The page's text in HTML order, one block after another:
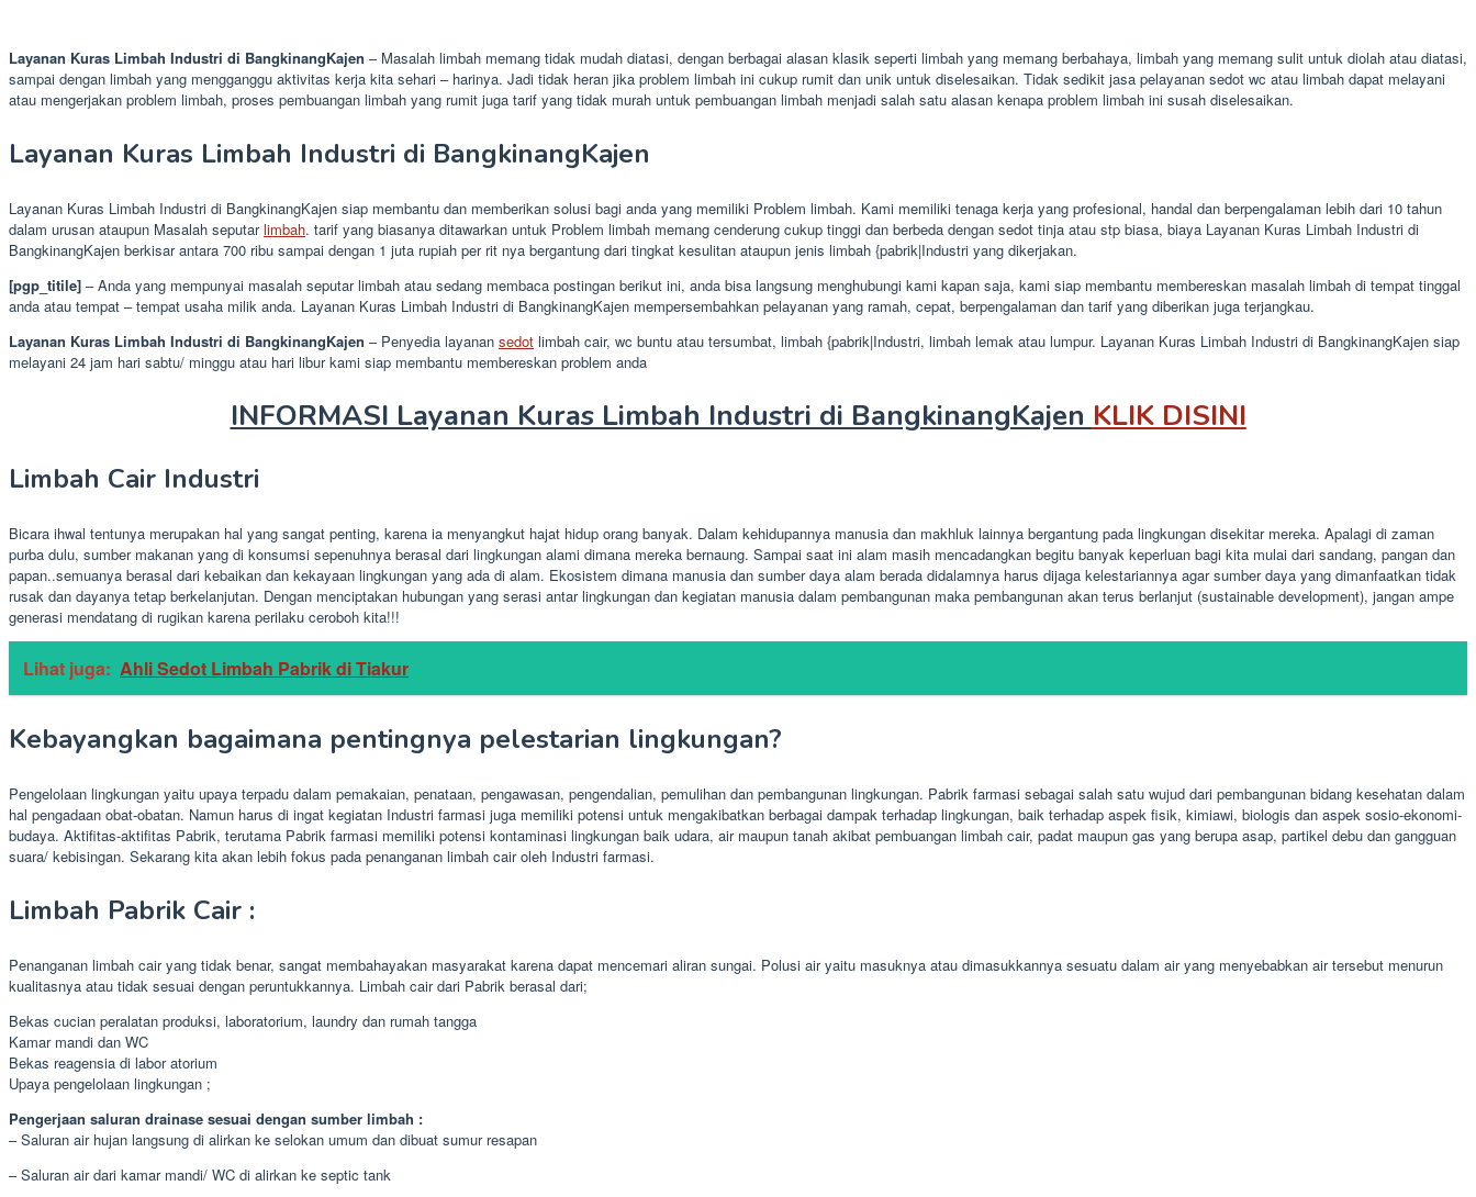
Layanan Kuras Limbah Industri di BangkinangKajen – Masalah limbah memang tidak mudah diatasi, dengan berbagai alasan klasik seperti limbah yang memang berbahaya, limbah yang memang sulit untuk diolah atau diatasi,
sampai dengan limbah yang mengganggu aktivitas kerja kita sehari – harinya. Jadi tidak heran jika problem limbah ini cukup rumit dan unik untuk diselesaikan. Tidak sedikit jasa pelayanan sedot wc atau limbah dapat melayani
atau mengerjakan problem limbah, proses pembuangan limbah yang rumit juga tarif yang tidak murah untuk pembuangan limbah menjadi salah satu alasan kenapa problem limbah ini susah diselesaikan.
Layanan Kuras Limbah Industri di BangkinangKajen
Layanan Kuras Limbah Industri di BangkinangKajen siap membantu dan memberikan solusi bagi anda yang memiliki Problem limbah. Kami memiliki tenaga kerja yang profesional, handal dan berpengalaman lebih dari 10 tahun
dalam urusan ataupun Masalah seputarlimbah. tarif yang biasanya ditawarkan untuk Problem limbah memang cenderung cukup tinggi dan berbeda dengan sedot tinja atau stp biasa, biaya Layanan Kuras Limbah Industri di
BangkinangKajen berkisar antara 700 ribu sampai dengan 1 juta rupiah per rit nya bergantung dari tingkat kesulitan ataupun jenis limbah {pabrik|Industri yang dikerjakan.
[pgp_titile] – Anda yang mempunyai masalah seputar limbah atau sedang membaca postingan berikut ini, anda bisa langsung menghubungi kami kapan saja, kami siap membantu membereskan masalah limbah di tempat tinggal
anda atau tempat – tempat usaha milik anda. Layanan Kuras Limbah Industri di BangkinangKajen mempersembahkan pelayanan yang ramah, cepat, berpengalaman dan tarif yang diberikan juga terjangkau.
Layanan Kuras Limbah Industri di BangkinangKajen – Penyedia layanan sedot limbah cair, wc buntu atau tersumbat, limbah {pabrik|Industri, limbah lemak atau lumpur. Layanan Kuras Limbah Industri di BangkinangKajen siap
melayani 24 jam hari sabtu/ minggu atau hari libur kami siap membantu membereskan problem anda
INFORMASI Layanan Kuras Limbah Industri di BangkinangKajen KLIK DISINI
Limbah Cair Industri
Bicara ihwal tentunya merupakan hal yang sangat penting, karena ia menyangkut hajat hidup orang banyak. Dalam kehidupannya manusia dan makhluk lainnya bergantung pada lingkungan disekitar mereka. Apalagi di zaman
purba dulu, sumber makanan yang di konsumsi sepenuhnya berasal dari lingkungan alami dimana mereka bernaung. Sampai saat ini alam masih mencadangkan begitu banyak keperluan bagi kita mulai dari sandang, pangan dan
papan..semuanya berasal dari kebaikan dan kekayaan lingkungan yang ada di alam. Ekosistem dimana manusia dan sumber daya alam berada didalamnya harus dijaga kelestariannya agar sumber daya yang dimanfaatkan tidak
rusak dan dayanya tetap berkelanjutan. Dengan menciptakan hubungan yang serasi antar lingkungan dan kegiatan manusia dalam pembangunan maka pembangunan akan terus berlanjut (sustainable development), jangan ampe
generasi mendatang di rugikan karena perilaku ceroboh kita!!!
Lihat juga: Ahli Sedot Limbah Pabrik di Tiakur
Kebayangkan bagaimana pentingnya pelestarian lingkungan?
Pengelolaan lingkungan yaitu upaya terpadu dalam pemakaian, penataan, pengawasan, pengendalian, pemulihan dan pembangunan lingkungan. Pabrik farmasi sebagai salah satu wujud dari pembangunan bidang kesehatan dalam
hal pengadaan obat-obatan. Namun harus di ingat kegiatan Industri farmasi juga memiliki potensi untuk mengakibatkan berbagai dampak terhadap lingkungan, baik terhadap aspek fisik, kimiawi, biologis dan aspek sosio-ekonomi-
budaya. Aktifitas-aktifitas Pabrik, terutama Pabrik farmasi memiliki potensi kontaminasi lingkungan baik udara, air maupun tanah akibat pembuangan limbah cair, padat maupun gas yang berupa asap, partikel debu dan gangguan
suara/ kebisingan. Sekarang kita akan lebih fokus pada penanganan limbah cair oleh Industri farmasi.
Limbah Pabrik Cair :
Penanganan limbah cair yang tidak benar, sangat membahayakan masyarakat karena dapat mencemari aliran sungai. Polusi air yaitu masuknya atau dimasukkannya sesuatu dalam air yang menyebabkan air tersebut menurun
kualitasnya atau tidak sesuai dengan peruntukkannya. Limbah cair dari Pabrik berasal dari;
Bekas cucian peralatan produksi, laboratorium, laundry dan rumah tangga
Kamar mandi dan WC
Bekas reagensia di labor atorium
Upaya pengelolaan lingkungan ;
Pengerjaan saluran drainase sesuai dengan sumber limbah :
– Saluran air hujan langsung di alirkan ke selokan umum dan dibuat sumur resapan
– Saluran air dari kamar mandi/ WC di alirkan ke septic tank